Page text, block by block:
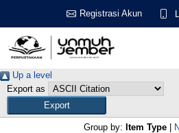
Registrasi Akun
Up a level
Export as
Group by: Item Type